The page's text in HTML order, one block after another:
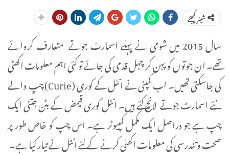
شیئر کیجئے
سال 2015 میں شومی نے پہلے اسمارٹ جوتے متعارف کروائے
تھے۔ ان جوتوں کو پہن کر چہل قدمی کی جائے تو کئی اہم معلومات اکھٹی
کی جاسکتی تھیں۔ اب کمپنی نے انٹل کے کوری (Curie) چپ والے
نئے اسمارٹ جوتے لانچ کئے ہیں۔ انٹل کوری قیمض کے بٹن جتنی ایک
چپ ہے جو دراصل ایک مکمل کمپیوٹر ہے۔ اس چپ کو خاص طور پر
صحت و تندرسی کی معلومات اکھٹی کرنے کے لئے انٹل نے تیار کیا ہے۔